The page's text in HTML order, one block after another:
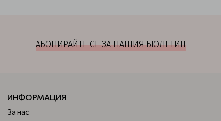
АБОНИРАЙТЕ СЕ ЗА НАШИЯ БЮЛЕТИН
ИНФОРМАЦИЯ
За нас